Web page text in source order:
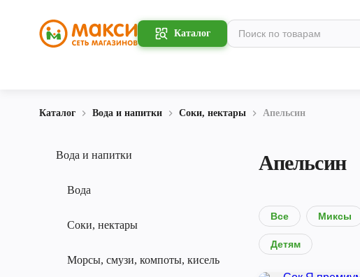
Каталог
Каталог Вода и напитки Соки, нектары Апельсин
Вода и напитки
Вода
Соки, нектары
Морсы, смузи, компоты, кисель
Апельсин
Все Миксы
Детям